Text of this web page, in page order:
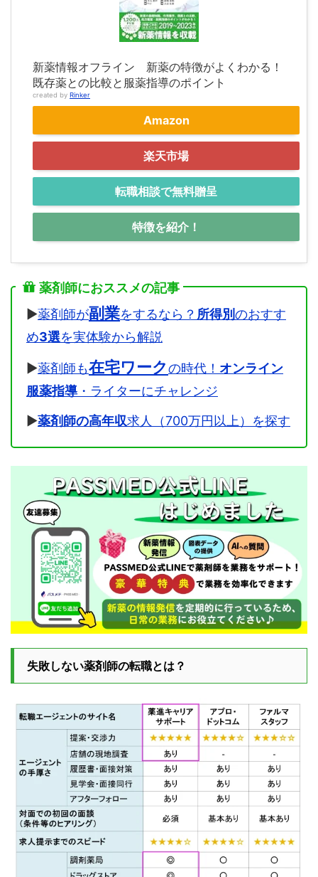
新薬情報オフライン 新薬の特徴がよくわかる！
既存薬との比較と服薬指導のポイント
created by Rinker
Amazon
楽天市場
転職相談で無料贈呈
特徴を紹介！
薬剤師におススメの記事
▶薬剤師が副業をするなら？ 所得別のおすす
め3選を実体験から解説
▶薬剤師も在宅ワークの時代！ オンライン
服薬指導 ・ライターにチャレンジ
▶薬剤師の高年収求人（700万円以上）を探す
失敗しない薬剤師の転職とは？